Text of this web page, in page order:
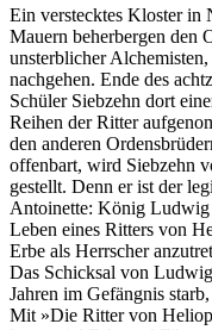
Ein verstecktes Kloster in
Mauern beherbergen den
unsterblicher
nachgehen. Ende des
Schüler Siebzehn dort
Reihen der Ritter
den anderen
offenbart, wird Siebzehn
gestellt. Denn er ist der
Antoinette: König
Leben eines Ritters von
Erbe als Herrscher
Das Schicksal von
Jahren im Gefängnis
Mit »Die Ritter von